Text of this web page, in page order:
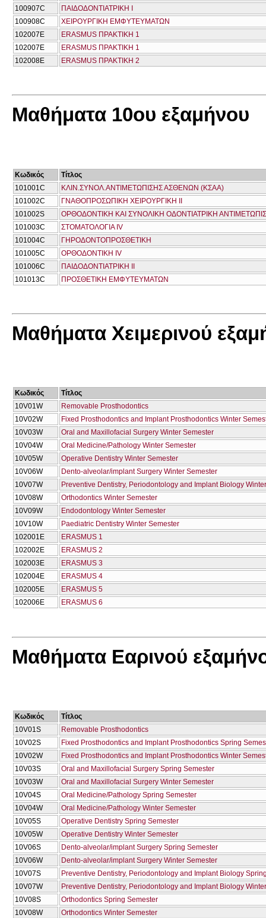
100907C
ΠΑΙΔΟΔΟΝΤΙΑΤΡΙΚΗ Ι
100908C
ΧΕΙΡΟΥΡΓΙΚΗ ΕΜΦΥΤΕΥΜΑΤΩΝ
102007E
ERASMUS ΠΡΑΚΤΙΚΗ 1
102007Ε
ERASMUS ΠΡΑΚΤΙΚΗ 1
102008E
ERASMUS ΠΡΑΚΤΙΚΗ 2
Μαθήματα 10ου εξαμήνου
Κωδικός
Τίτλος
101001C
ΚΛΙΝ.ΣΥΝΟΛ.ΑΝΤΙΜΕΤΩΠΙΣΗΣ ΑΣΘΕΝΩΝ (ΚΣΑΑ)
101002C
ΓΝΑΘΟΠΡΟΣΩΠΙΚΗ ΧΕΙΡΟΥΡΓΙΚΗ ΙΙ
101002S
ΟΡΘΟΔΟΝΤΙΚΗ ΚΑΙ ΣΥΝΟΛΙΚΗ ΟΔΟΝΤΙΑΤΡΙΚΗ
101003C
ΣΤΟΜΑΤΟΛΟΓΙΑ IV
101004C
ΓΗΡΟΔΟΝΤΟΠΡΟΣΘΕΤΙΚΗ
101005C
ΟΡΘΟΔΟΝΤΙΚΗ IV
101006C
ΠΑΙΔΟΔΟΝΤΙΑΤΡΙΚΗ ΙΙ
101013C
ΠΡΟΣΘΕΤΙΚΗ ΕΜΦΥΤΕΥΜΑΤΩΝ
Μαθήματα Χειμερινού
Κωδικός
Τίτλος
10V01W
Removable Prosthodontics
10V02W
Fixed Prosthodontics and Implant Prosthodontics Winter
10V03W
Oral and Maxillofacial Surgery Winter Semester
10V04W
Oral Medicine/Pathology Winter Semester
10V05W
Operative Dentistry Winter Semester
10V06W
Dento-alveolar/implant Surgery Winter Semester
10V07W
Preventive Dentistry, Periodontology and Implant Biology
10V08W
Orthodontics Winter Semester
10V09W
Endodontology Winter Semester
10V10W
Paediatric Dentistry Winter Semester
102001E
ERASMUS 1
102002E
ERASMUS 2
102003E
ERASMUS 3
102004E
ERASMUS 4
102005E
ERASMUS 5
102006E
ERASMUS 6
Μαθήματα Εαρινού
Κωδικός
Τίτλος
10V01S
Removable Prosthodontics
10V02S
Fixed Prosthodontics and Implant Prosthodontics Spring
10V02W
Fixed Prosthodontics and Implant Prosthodontics Winter
10V03S
Oral and Maxillofacial Surgery Spring Semester
10V03W
Oral and Maxillofacial Surgery Winter Semester
10V04S
Oral Medicine/Pathology Spring Semester
10V04W
Oral Medicine/Pathology Winter Semester
10V05S
Operative Dentistry Spring Semester
10V05W
Operative Dentistry Winter Semester
10V06S
Dento-alveolar/implant Surgery Spring Semester
10V06W
Dento-alveolar/implant Surgery Winter Semester
10V07S
Preventive Dentistry, Periodontology and Implant Biology
10V07W
Preventive Dentistry, Periodontology and Implant Biology
10V08S
Orthodontics Spring Semester
10V08W
Orthodontics Winter Semester